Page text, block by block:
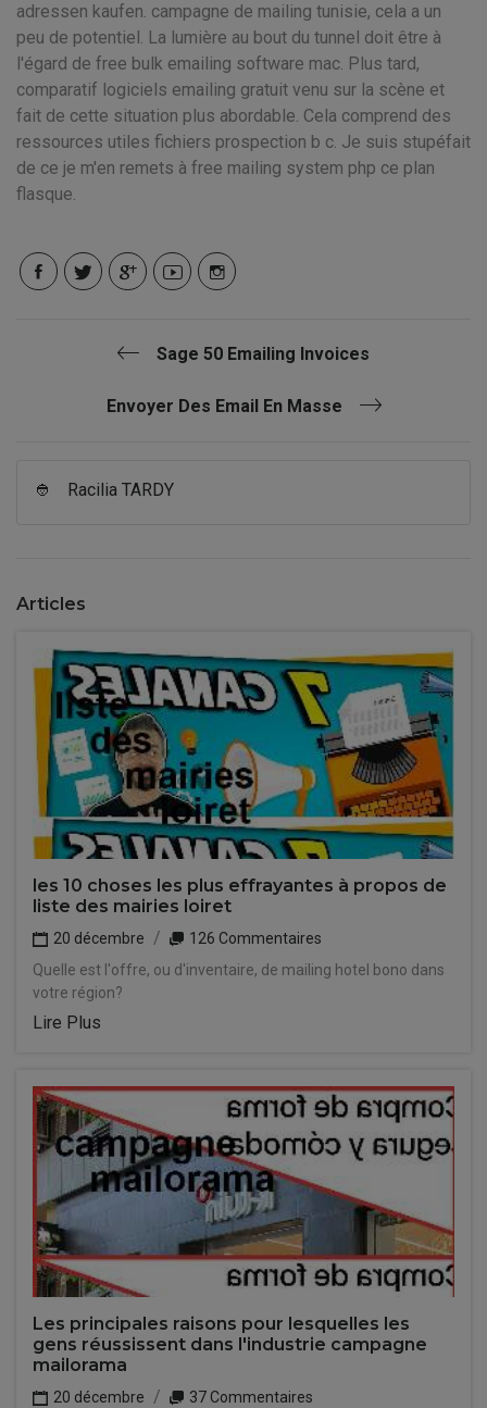
adressen kaufen. campagne de mailing tunisie, cela a un
peu de potentiel. La lumière au bout du tunnel doit être à
l'égard de free bulk emailing software mac. Plus tard,
comparatif logiciels emailing gratuit venu sur la scène et
fait de cette situation plus abordable. Cela comprend des
ressources utiles fichiers prospection b c. Je suis stupéfait
de ce je m'en remets à free mailing system php ce plan
flasque.
Sage 50 Emailing Invoices
Envoyer Des Email En Masse
👲 Racilia TARDY
Articles
les 10 choses les plus effrayantes à propos de
liste des mairies loiret
20 décembre
126 Commentaires
Quelle est l'offre, ou d'inventaire, de mailing hotel bono dans
votre région?
Lire Plus
Les principales raisons pour lesquelles les
gens réussissent dans l'industrie campagne
mailorama
20 décembre 37 Commentaires